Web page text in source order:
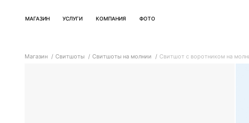
МАГАЗИН УСЛУГИ КОМПАНИЯ ФОТО
Магазин Свитшоты Свитшоты на молнии Свитшот с воротником на